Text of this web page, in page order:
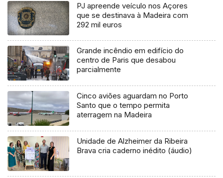
PJ apreende veículo nos Açores
que se destinava à Madeira com
292 mil euros
Grande incêndio em edifício do
centro de Paris que desabou
parcialmente
Cinco aviões aguardam no Porto
Santo que o tempo permita
aterragem na Madeira
Unidade de Alzheimer da Ribeira
Brava cria caderno inédito (áudio)